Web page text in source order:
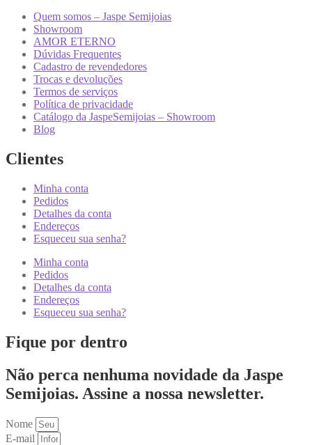
Quem somos – Jaspe Semijoias
Showroom
AMOR ETERNO
Dúvidas Frequentes
Cadastro de revendedores
Trocas e devoluções
Termos de serviços
Política de privacidade
Catálogo da JaspeSemijoias – Showroom
Blog
Clientes
Minha conta
Pedidos
Detalhes da conta
Endereços
Esqueceu sua senha?
Minha conta
Pedidos
Detalhes da conta
Endereços
Esqueceu sua senha?
Fique por dentro
Não perca nenhuma novidade da Jaspe
Semijoias. Assine a nossa newsletter.
Nome
E-mail